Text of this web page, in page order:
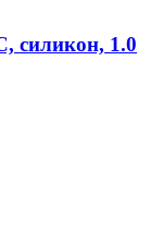
силикон, 1.0